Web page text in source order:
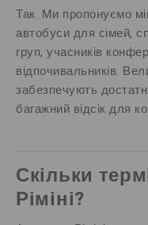
Так. Ми пропонуємо
автобуси для сімей,
груп, учасників
відпочивальників.
забезпечують
багажний відсік для
Скільки
Ріміні?